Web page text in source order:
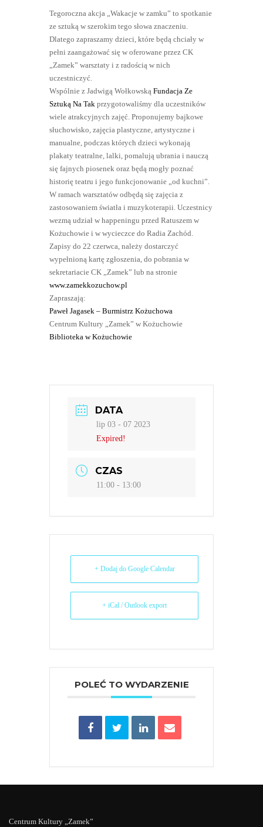
Tegoroczna akcja „Wakacje w zamku” to spotkanie
ze sztuką w szerokim tego słowa znaczeniu.
Dlatego zapraszamy dzieci, które będą chciały w
pełni zaangażować się w oferowane przez CK
„Zamek” warsztaty i z radością w nich
uczestniczyć.
Wspólnie z Jadwigą Wołkowską Fundacja Ze
Sztuką Na Tak przygotowaliśmy dla uczestników
wiele atrakcyjnych zajęć. Proponujemy bajkowe
słuchowisko, zajęcia plastyczne, artystyczne i
manualne, podczas których dzieci wykonają
plakaty teatralne, lalki, pomalują ubrania i nauczą
się fajnych piosenek oraz będą mogły poznać
historię teatru i jego funkcjonowanie „od kuchni”.
W ramach warsztatów odbędą się zajęcia z
zastosowaniem światła i muzykoterapii. Uczestnicy
wezmą udział w happeningu przed Ratuszem w
Kożuchowie i w wycieczce do Radia Zachód.
Zapisy do 22 czerwca, należy dostarczyć
wypełnioną kartę zgłoszenia, do pobrania w
sekretariacie CK „Zamek” lub na stronie
www.zamekkozuchow.pl
Zapraszają:
Paweł Jagasek – Burmistrz Kożuchowa
Centrum Kultury „Zamek” w Kożuchowie
Biblioteka w Kożuchowie
DATA
lip 03 - 07 2023
Expired!
CZAS
11:00 - 13:00
+ Dodaj do Google Calendar
+ iCal / Outlook export
POLEĆ TO WYDARZENIE
Centrum Kultury „Zamek”